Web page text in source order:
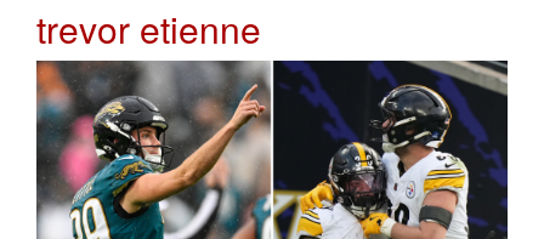
trevor etienne